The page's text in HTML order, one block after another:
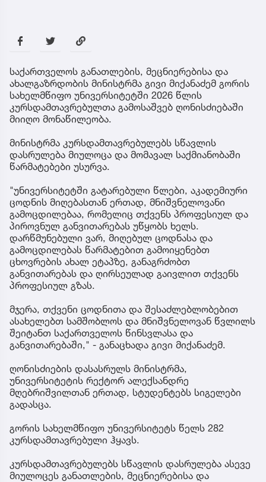
საქართველოს განათლების, მეცნიერებისა და
ახალგაზრდობის მინისტრმა გივი მიქანაძემ გორის
სახელმწიფო უნივერსიტეტში 2026 წლის
კურსდამთავრებულთა გამოსაშვებ ღონისძიებაში
მიიღო მონაწილეობა.
მინისტრმა კურსდამთავრებულებს სწავლის
დასრულება მიულოცა და მომავალ საქმიანობაში
წარმატებები უსურვა.
"უნივერსიტეტში გატარებული წლები, აკადემიური
ცოდნის მიღებასთან ერთად, მნიშვნელოვანი
გამოცდილებაა, რომელიც თქვენს პროფესიულ და
პიროვნულ განვითარებას უწყობს ხელს.
დარწმუნებული ვარ, მიღებულ ცოდნასა და
გამოცდილებას წარმატებით გამოიყენებთ
ცხოვრების ახალ ეტაპზე, განაგრძობთ
განვითარებას და ღირსეულად გაივლით თქვენს
პროფესიულ გზას.
მჯერა, თქვენი ცოდნითა და შესაძლებლობებით
ასახელებთ სამშობლოს და მნიშვნელოვან წვლილს
შეიტანთ საქართველოს წინსვლასა და
განვითარებაში," - განაცხადა გივი მიქანაძემ.
ღონისძიების დასასრულს მინისტრმა,
უნივერსიტეტის რექტორ ალექსანდრე
მღებრიშვილთან ერთად, სტუდენტებს სიგელები
გადასცა.
გორის სახელმწიფო უნივერსიტეტს წელს 282
კურსდამთავრებული ჰყავს.
კურსდამთავრებულებს სწავლის დასრულება ასევე
მიულოცეს განათლების, მეცნიერებისა და